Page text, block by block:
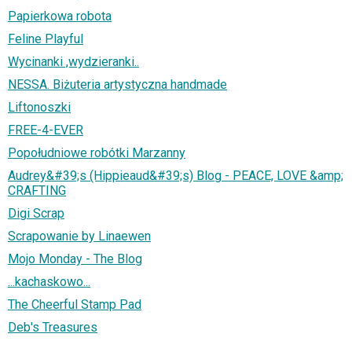
Papierkowa robota
Feline Playful
Wycinanki ,wydzieranki..
NESSA. Biżuteria artystyczna handmade
Liftonoszki
FREE-4-EVER
Popołudniowe robótki Marzanny
Audrey&#39;s (Hippieaud&#39;s) Blog - PEACE, LOVE &amp;
CRAFTING
Digi Scrap
Scrapowanie by Linaewen
Mojo Monday - The Blog
...kachaskowo...
The Cheerful Stamp Pad
Deb's Treasures